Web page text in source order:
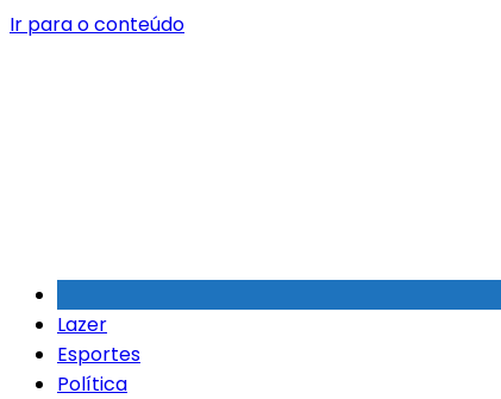
Ir para o conteúdo
Lazer
Esportes
Política